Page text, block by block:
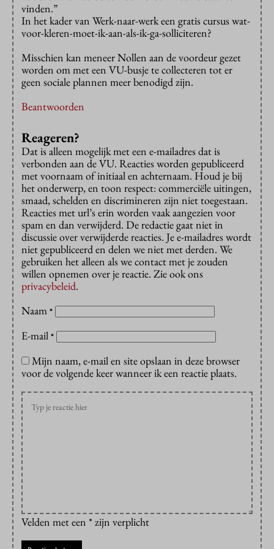
vinden.”
In het kader van Werk-naar-werk een gratis cursus wat-
voor-kleren-moet-ik-aan-als-ik-ga-solliciteren?
Misschien kan meneer Nollen aan de voordeur gezet
worden om met een VU-busje te collecteren tot er
geen sociale plannen meer benodigd zijn.
Beantwoorden
Reageren?
Dat is alleen mogelijk met een e-mailadres dat is
verbonden aan de VU. Reacties worden gepubliceerd
met voornaam of initiaal en achternaam. Houd je bij
het onderwerp, en toon respect: commerciële uitingen,
smaad, schelden en discrimineren zijn niet toegestaan.
Reacties met url’s erin worden vaak aangezien voor
spam en dan verwijderd. De redactie gaat niet in
discussie over verwijderde reacties. Je e-mailadres wordt
niet gepubliceerd en delen we niet met derden. We
gebruiken het alleen als we contact met je zouden
willen opnemen over je reactie. Zie ook ons
privacybeleid.
Naam *
E-mail *
Mijn naam, e-mail en site opslaan in deze browser
voor de volgende keer wanneer ik een reactie plaats.
Velden met een * zijn verplicht